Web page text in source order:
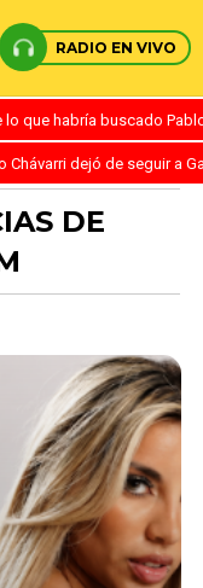
RADIO EN VIVO
lo que habría buscado
Chávarri dejó de seguir a
DE